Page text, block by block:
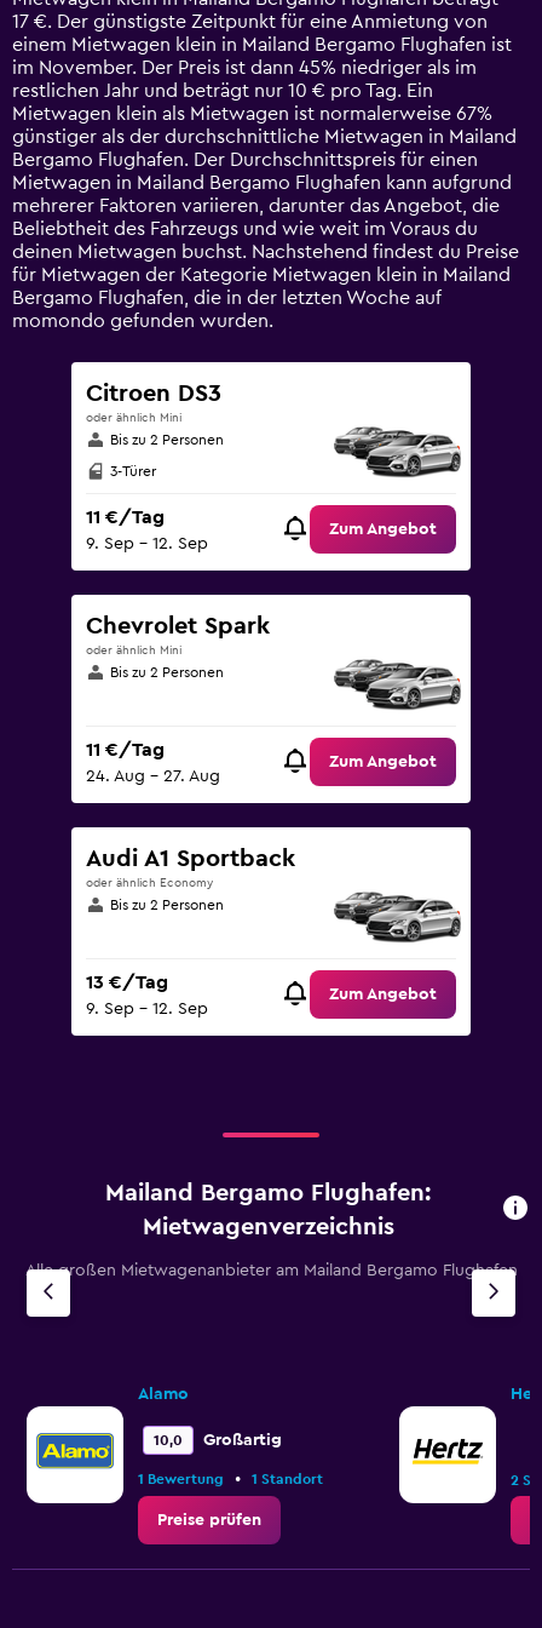
The
chart
has
1
Y
axis
displaying
values.
Range:
0
to
75.
17 €. Der günstigste Zeitpunkt für eine Anmietung von
einem Mietwagen klein in Mailand Bergamo Flughafen ist
im November. Der Preis ist dann 45% niedriger als im
restlichen Jahr und beträgt nur 10 € pro Tag. Ein
Mietwagen klein als Mietwagen ist normalerweise 67%
günstiger als der durchschnittliche Mietwagen in Mailand
Bergamo Flughafen. Der Durchschnittspreis für einen
Mietwagen in Mailand Bergamo Flughafen kann aufgrund
mehrerer Faktoren variieren, darunter das Angebot, die
Beliebtheit des Fahrzeugs und wie weit im Voraus du
deinen Mietwagen buchst. Nachstehend findest du Preise
für Mietwagen der Kategorie Mietwagen klein in Mailand
Bergamo Flughafen, die in der letzten Woche auf
momondo gefunden wurden.
Citroen DS3
oder ähnlich Mini
Bis zu 2 Personen
3-Türer
11 €/Tag
9. Sep – 12. Sep
Zum Angebot
Chevrolet Spark
oder ähnlich Mini
Bis zu 2 Personen
11 €/Tag
24. Aug – 27. Aug
Zum Angebot
Audi A1 Sportback
oder ähnlich Economy
Bis zu 2 Personen
13 €/Tag
9. Sep – 12. Sep
Zum Angebot
Mailand Bergamo Flughafen:
Mietwagenverzeichnis
Alle großen Mietwagenanbieter am Mailand Bergamo Flughafen
Alamo
10,0 Großartig
1 Bewertung • 1 Standort
Preise prüfen
2